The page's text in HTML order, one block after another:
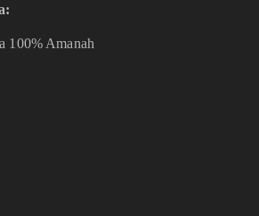
100% Amanah